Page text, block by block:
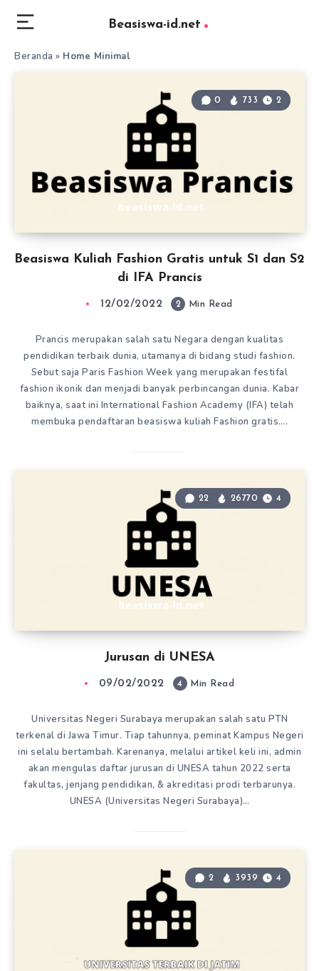
Beasiswa-id.net
Beranda » Home Minimal
Beasiswa Kuliah Fashion Gratis untuk S1 dan S2
di IFA Prancis
0 733 2
12/02/2022 2 Min Read
Prancis merupakan salah satu Negara dengan kualitas
pendidikan terbaik dunia, utamanya di bidang studi fashion.
Sebut saja Paris Fashion Week yang merupakan festifal
fashion ikonik dan menjadi banyak perbincangan dunia. Kabar
baiknya, saat ini International Fashion Academy (IFA) telah
membuka pendaftaran beasiswa kuliah Fashion gratis….
Jurusan di UNESA
22 26770 4
09/02/2022 4 Min Read
Universitas Negeri Surabaya merupakan salah satu PTN
terkenal di Jawa Timur. Tiap tahunnya, peminat Kampus Negeri
ini selalu bertambah. Karenanya, melalui artikel keli ini, admin
akan mengulas daftar jurusan di UNESA tahun 2022 serta
fakultas, jenjang pendidikan, & akreditasi prodi terbarunya.
UNESA (Universitas Negeri Surabaya)…
2 3939 4